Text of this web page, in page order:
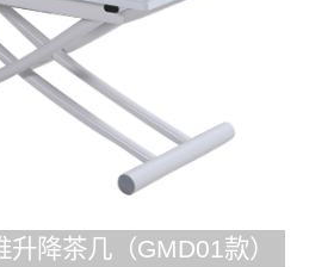
降茶几（GMD01款）